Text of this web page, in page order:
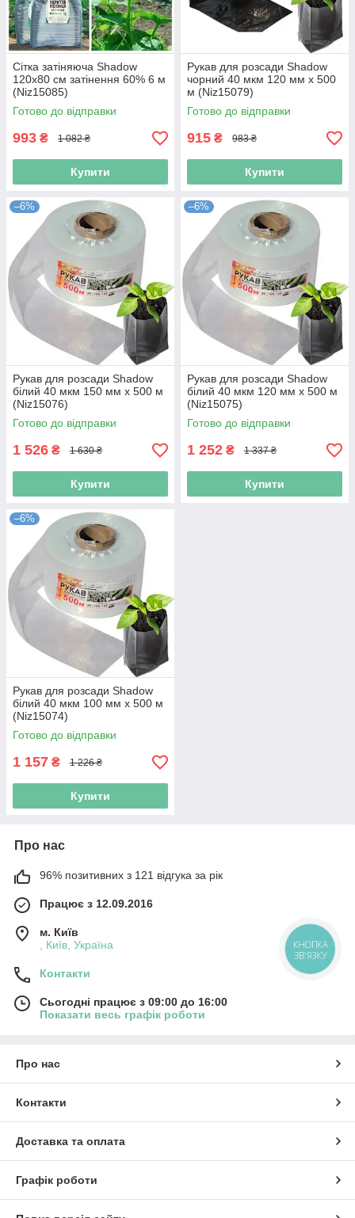
Сітка затіняюча Shadow
120х80 см затінення 60% 6 м
(Niz15085)
Готово до відправки
993 ₴ 1 082 ₴
Купити
Рукав для розсади Shadow
чорний 40 мкм 120 мм х 500
м (Niz15079)
Готово до відправки
915 ₴ 983 ₴
Купити
–6%
Рукав для розсади Shadow
білий 40 мкм 150 мм х 500 м
(Niz15076)
Готово до відправки
1 526 ₴ 1 630 ₴
Купити
–6%
Рукав для розсади Shadow
білий 40 мкм 120 мм х 500 м
(Niz15075)
Готово до відправки
1 252 ₴ 1 337 ₴
Купити
–6%
Рукав для розсади Shadow
білий 40 мкм 100 мм х 500 м
(Niz15074)
Готово до відправки
1 157 ₴ 1 226 ₴
Купити
Про нас
96% позитивних з 121 відгука за рік
Працює з 12.09.2016
м. Київ
, Київ, Україна
Контакти
Сьогодні працює з 09:00 до 16:00
Показати весь графік роботи
Про нас
Контакти
Доставка та оплата
Графік роботи
КНОПКА
ЗВ'ЯЗКУ